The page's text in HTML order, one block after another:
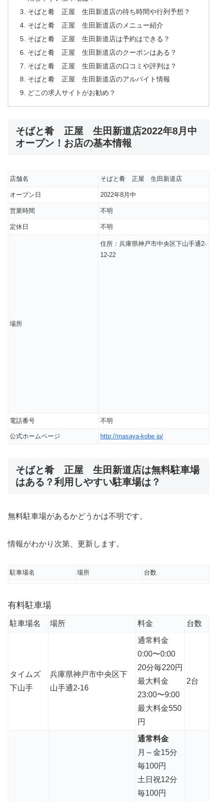
そばと肴 正屋 生田新道店の待ち時間や行列予想？
そばと肴 正屋 生田新道店のメニュー紹介
そばと肴 正屋 生田新道店は予約はできる？
そばと肴 正屋 生田新道店のクーポンはある？
そばと肴 正屋 生田新道店の口コミや評判は？
そばと肴 正屋 生田新道店のアルバイト情報
どこの求人サイトがお勧め？
そばと肴 正屋 生田新道店2022年8月中
オープン！お店の基本情報
店舗名 そばと肴 正屋 生田新道店
オープン日 2022年8月中
営業時間 不明
定休日 不明
場所
住所：兵庫県神戸市中央区下山手通2-
12-22
電話番号 不明
公式ホームページ http://masaya-kobe.jp/
そばと肴 正屋 生田新道店は無料駐車場
はある？利用しやすい駐車場は？
無料駐車場があるかどうかは不明です。
情報がわかり次第、更新します。
駐車場名 場所 台数
有料駐車場
駐車場名 場所 料金 台数
タイムズ
下山手
兵庫県神戸市中央区下
山手通2-16
通常料金
0:00〜0:00
20分毎220円
最大料金
23:00〜9:00
最大料金550
円
2台
通常料金
月～金15分
毎100円
土日祝12分
毎100円